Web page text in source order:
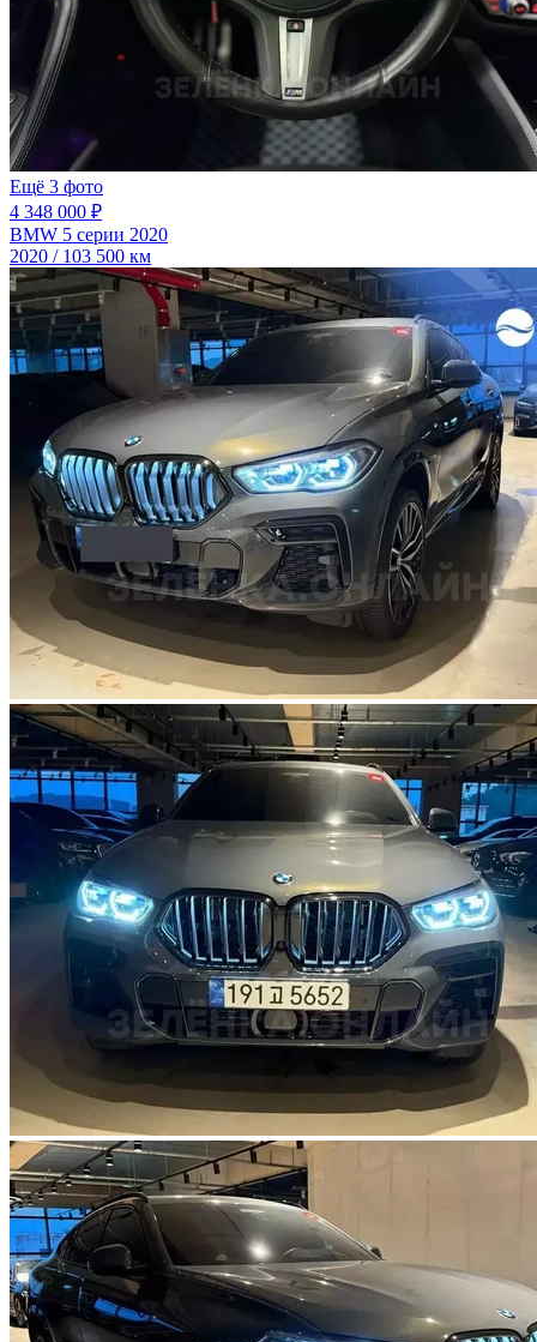
Ещё 3 фото
4 348 000 ₽
BMW 5 серии 2020
2020 / 103 500 км